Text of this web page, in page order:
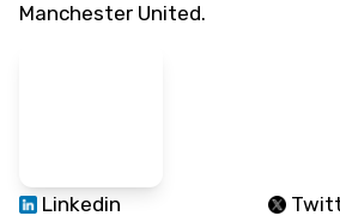
Manchester United.
Linkedin